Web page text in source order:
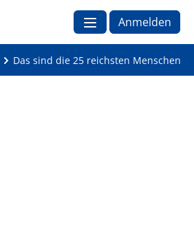
Anmelden
Das sind die 25 reichsten Menschen